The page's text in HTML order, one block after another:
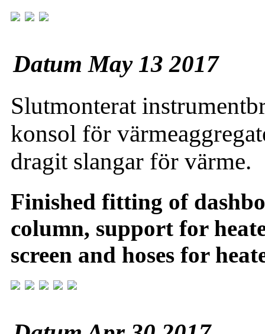
Datum May 13 2017
Slutmonterat
konsol för
dragit slangar för värme.
Finished fitting of
column, support for
screen and hoses for